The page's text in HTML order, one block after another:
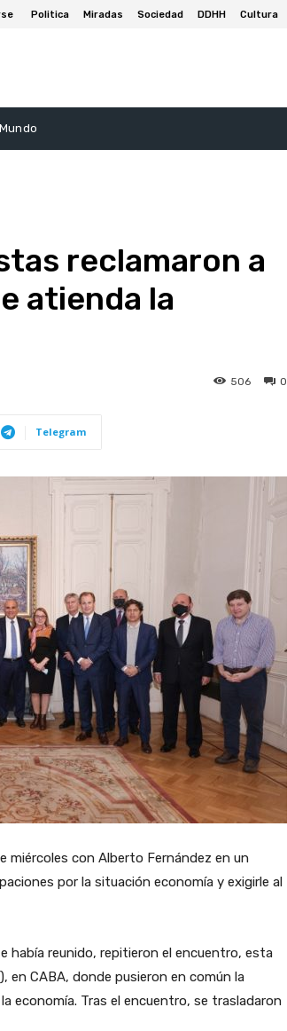
Politica Miradas Sociedad DDHH Cultura
Mundo
reclamaron a
atienda la
0
506
Telegram
miércoles con Alberto Fernández en un
por la situación economía y exigirle al
había reunido, repitieron el encuentro, esta
en CABA, donde pusieron en común la
economía. Tras el encuentro, se trasladaron